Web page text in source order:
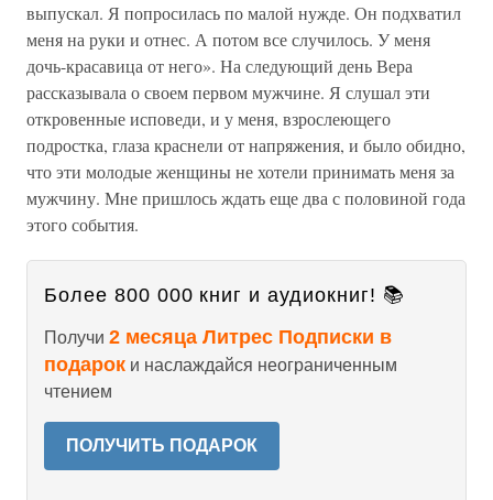
выпускал. Я попросилась по малой нужде. Он подхватил
меня на руки и отнес. А потом все случилось. У меня
дочь-красавица от него». На следующий день Вера
рассказывала о своем первом мужчине. Я слушал эти
откровенные исповеди, и у меня, взрослеющего
подростка, глаза краснели от напряжения, и было обидно,
что эти молодые женщины не хотели принимать меня за
мужчину. Мне пришлось ждать еще два с половиной года
этого события.
Более 800 000 книг и аудиокниг! 📚
Получи 2 месяца Литрес Подписки в
подарок и наслаждайся неограниченным
чтением
ПОЛУЧИТЬ ПОДАРОК